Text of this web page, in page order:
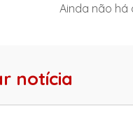
Ainda não há
notícia